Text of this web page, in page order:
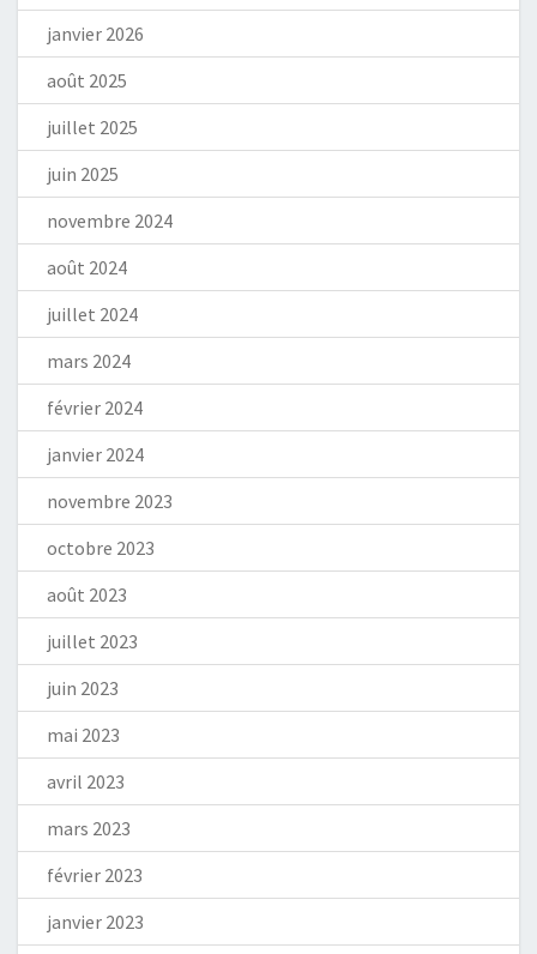
janvier 2026
août 2025
juillet 2025
juin 2025
novembre 2024
août 2024
juillet 2024
mars 2024
février 2024
janvier 2024
novembre 2023
octobre 2023
août 2023
juillet 2023
juin 2023
mai 2023
avril 2023
mars 2023
février 2023
janvier 2023